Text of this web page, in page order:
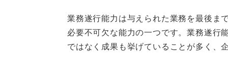
③業務にどのように活か
業務遂行能力は与えられた業務を最後ま
必要不可欠な能力の一つです。業務遂行
ではなく成果も挙げていることが多く、